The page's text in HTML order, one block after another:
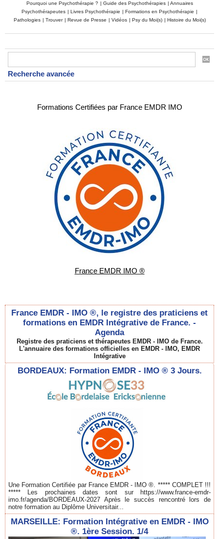
Recherche avancée
Formations Certifiées par France EMDR IMO
France EMDR IMO ®
France EMDR - IMO ®, le registre des praticiens et
formations en EMDR Intégrative de France. -
Agenda
Registre des praticiens et thérapeutes EMDR - IMO de France.
L'annuaire des formations officielles en EMDR - IMO, EMDR
Intégrative
BORDEAUX: Formation EMDR - IMO ® 3 Jours.
Une Formation Certifiée par France EMDR - IMO ®. ***** COMPLET !!!
***** Les prochaines dates sont sur https://www.france-emdr-
imo.fr/agenda/BORDEAUX-2027 Après le succès rencontré lors de
notre formation au Diplôme Universitair...
MARSEILLE: Formation Intégrative en EMDR - IMO
®. 1ère Session. 1/4
Pourquoi une Psychothérapie ? | Guide des Psychothérapies | Annuaires
Psychothérapeutes | Livres Psychothérapie | Formations en Psychothérapie |
Pathologies | Trouver | Revue de Presse | Vidéos | Psy du Moi(s) | Histoire du Moi(s)